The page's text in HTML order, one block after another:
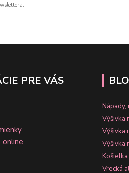
PRE VÁS
online
Nápady,
Výšivka
Výšivka
Výšivka
Vrecká